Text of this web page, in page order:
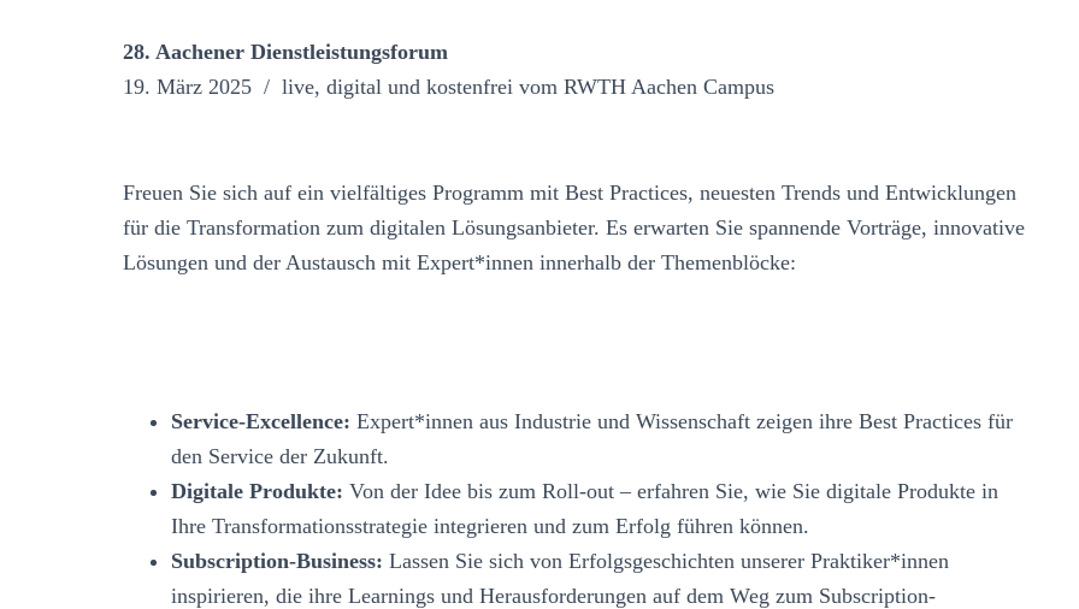
28. Aachener Dienstleistungsforum
19. März 2025 / live, digital und kostenfrei vom RWTH Aachen Campus
­Freuen Sie sich auf ein vielfältiges Programm mit Best Practices, neuesten Trends und Entwicklungen
für die Transformation zum digitalen Lösungsanbieter. Es erwarten Sie spannende Vorträge, innovative
Lösungen und der Austausch mit Expert*innen innerhalb der Themenblöcke:
Service-Excellence: Expert*innen aus Industrie und Wissenschaft zeigen ihre Best Practices für
den Service der Zukunft.
Digitale Produkte: Von der Idee bis zum Roll-out – erfahren Sie, wie Sie digitale Produkte in
Ihre Transformationsstrategie integrieren und zum Erfolg führen können.
Subscription-Business: Lassen Sie sich von Erfolgsgeschichten unserer Praktiker*innen
inspirieren, die ihre Learnings und Herausforderungen auf dem Weg zum Subscription-